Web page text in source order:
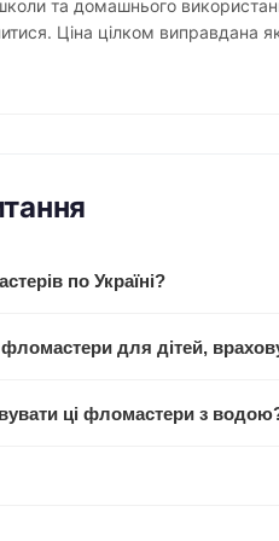
та домашнього
Ціна цілком виправдана
по Україні?
перевізника, а при
фломастери для дітей,
стандартам
ці фломастери з